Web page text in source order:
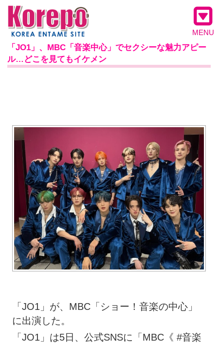
MENU
「JO1」、MBC「音楽中心」でセクシーな魅力アピー
ル…どこを見てもイケメン
「JO1」が、MBC「ショー！音楽の中心」
に出演した。
「JO1」は5日、公式SNSに「MBC《 #音楽